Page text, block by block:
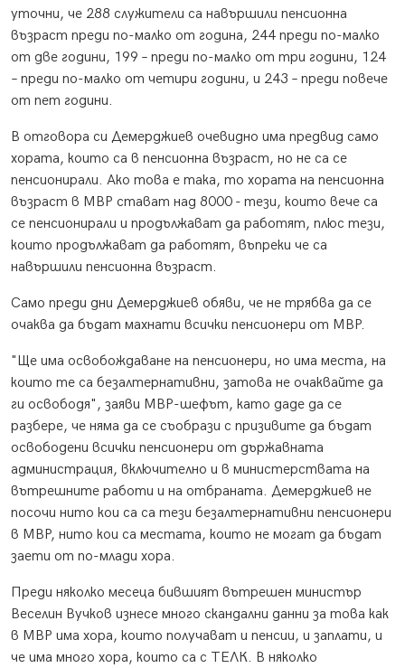
уточни, че 288 служители са навършили пенсионна
възраст преди по-малко от година, 244 преди по-малко
от две години, 199 – преди по-малко от три години, 124
– преди по-малко от четири години, и 243 – преди повече
от пет години.
В отговора си Демерджиев очевидно има предвид само
хората, които са в пенсионна възраст, но не са се
пенсионирали. Ако това е така, то хората на пенсионна
възраст в МВР стават над 8000 - тези, които вече са
се пенсионирали и продължават да работят, плюс тези,
които продължават да работят, въпреки че са
навършили пенсионна възраст.
Само преди дни Демерджиев обяви, че не трябва да се
очаква да бъдат махнати всички пенсионери от МВР.
"Ще има освобождаване на пенсионери, но има места, на
които те са безалтернативни, затова не очаквайте да
ги освободя", заяви МВР-шефът, като даде да се
разбере, че няма да се съобрази с призивите да бъдат
освободени всички пенсионери от държавната
администрация, включително и в министерствата на
вътрешните работи и на отбраната. Демерджиев не
посочи нито кои са са тези безалтернативни пенсионери
в МВР, нито кои са местата, които не могат да бъдат
заети от по-млади хора.
Преди няколко месеца бившият вътрешен министър
Веселин Вучков изнесе много скандални данни за това как
в МВР има хора, които получават и пенсии, и заплати, и
че има много хора, които са с ТЕЛК. В няколко